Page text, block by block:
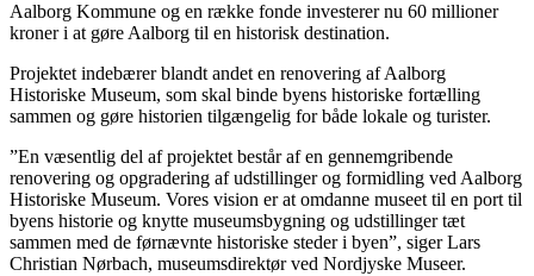
Aalborg Kommune og en række fonde investerer nu 60 millioner
kroner i at gøre Aalborg til en historisk destination.
Projektet indebærer blandt andet en renovering af Aalborg
Historiske Museum, som skal binde byens historiske fortælling
sammen og gøre historien tilgængelig for både lokale og turister.
”En væsentlig del af projektet består af en gennemgribende
renovering og opgradering af udstillinger og formidling ved Aalborg
Historiske Museum. Vores vision er at omdanne museet til en port til
byens historie og knytte museumsbygning og udstillinger tæt
sammen med de førnævnte historiske steder i byen”, siger Lars
Christian Nørbach, museumsdirektør ved Nordjyske Museer.